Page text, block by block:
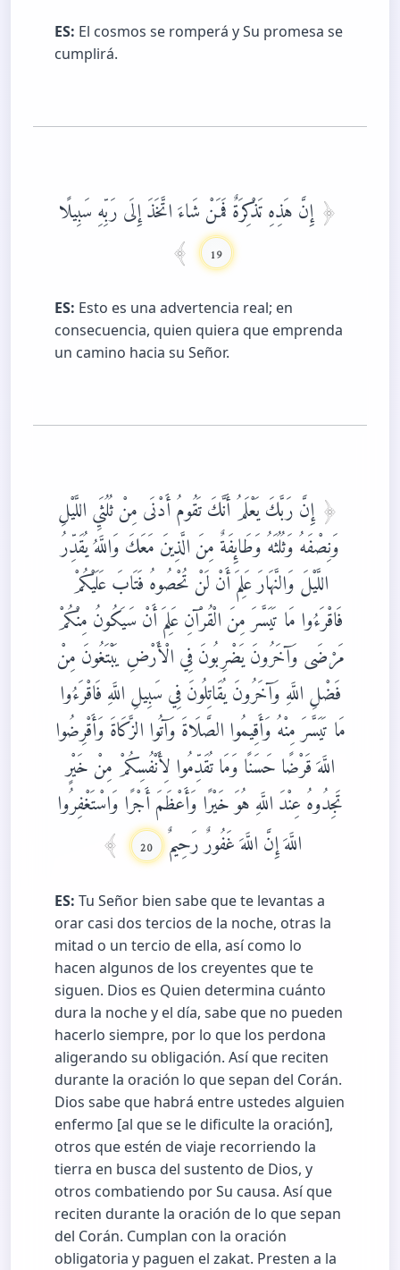
ES: El cosmos se romperá y Su promesa se
cumplirá.
إِنَّ هَذِهِ تَذْكِرَةٌ فَمَنْ شَاءَ اتَّخَذَ إِلَى رَبِّهِ سَبِيلًا
19
ES: Esto es una advertencia real; en
consecuencia, quien quiera que emprenda
un camino hacia su Señor.
إِنَّ رَبَّكَ يَعْلَمُ أَنَّكَ تَقُومُ أَدْنَى مِنْ ثُلُثَيِ اللَّيْلِ
وَنِصْفَهُ وَثُلُثَهُ وَطَائِفَةٌ مِنَ الَّذِينَ مَعَكَ وَاللَّهُ يُقَدِّرُ
اللَّيْلَ وَالنَّهَارَ عَلِمَ أَنْ لَنْ تُحْصُوهُ فَتَابَ عَلَيْكُمْ
فَاقْرَءُوا مَا تَيَسَّرَ مِنَ الْقُرْآنِ عَلِمَ أَنْ سَيَكُونُ مِنْكُمْ
مَرْضَى وَآخَرُونَ يَضْرِبُونَ فِي الْأَرْضِ يَبْتَغُونَ مِنْ
فَضْلِ اللَّهِ وَآخَرُونَ يُقَاتِلُونَ فِي سَبِيلِ اللَّهِ فَاقْرَءُوا
مَا تَيَسَّرَ مِنْهُ وَأَقِيمُوا الصَّلَاةَ وَآتُوا الزَّكَاةَ وَأَقْرِضُوا
اللَّهَ قَرْضًا حَسَنًا وَمَا تُقَدِّمُوا لِأَنْفُسِكُمْ مِنْ خَيْرٍ
تَجِدُوهُ عِنْدَ اللَّهِ هُوَ خَيْرًا وَأَعْظَمَ أَجْرًا وَاسْتَغْفِرُوا
اللَّهَ إِنَّ اللَّهَ غَفُورٌ رَحِيمٌ 20
ES: Tu Señor bien sabe que te levantas a
orar casi dos tercios de la noche, otras la
mitad o un tercio de ella, así como lo
hacen algunos de los creyentes que te
siguen. Dios es Quien determina cuánto
dura la noche y el día, sabe que no pueden
hacerlo siempre, por lo que los perdona
aligerando su obligación. Así que reciten
durante la oración lo que sepan del Corán.
Dios sabe que habrá entre ustedes alguien
enfermo [al que se le dificulte la oración],
otros que estén de viaje recorriendo la
tierra en busca del sustento de Dios, y
otros combatiendo por Su causa. Así que
reciten durante la oración de lo que sepan
del Corán. Cumplan con la oración
obligatoria y paguen el zakat. Presten a la